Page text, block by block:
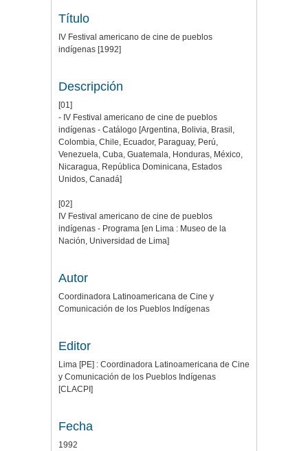
Título
IV Festival americano de cine de pueblos
indígenas [1992]
Descripción
[01]
- IV Festival americano de cine de pueblos
indígenas - Catálogo [Argentina, Bolivia, Brasil,
Colombia, Chile, Ecuador, Paraguay, Perú,
Venezuela, Cuba, Guatemala, Honduras, México,
Nicaragua, República Dominicana, Estados
Unidos, Canadá]
[02]
IV Festival americano de cine de pueblos
indígenas - Programa [en Lima : Museo de la
Nación, Universidad de Lima]
Autor
Coordinadora Latinoamericana de Cine y
Comunicación de los Pueblos Indígenas
Editor
Lima [PE] : Coordinadora Latinoamericana de Cine
y Comunicación de los Pueblos Indígenas
[CLACPI]
Fecha
1992